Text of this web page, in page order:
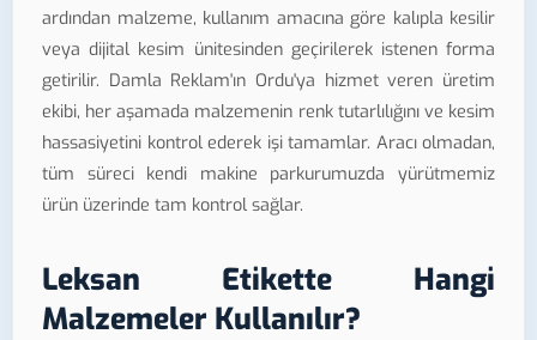
ardından malzeme, kullanım amacına göre kalıpla kesilir
veya dijital kesim ünitesinden geçirilerek istenen forma
getirilir. Damla Reklam'ın Ordu'ya hizmet veren üretim
ekibi, her aşamada malzemenin renk tutarlılığını ve kesim
hassasiyetini kontrol ederek işi tamamlar. Aracı olmadan,
tüm süreci kendi makine parkurumuzda yürütmemiz
ürün üzerinde tam kontrol sağlar.
Leksan Etikette Hangi
Malzemeler Kullanılır?